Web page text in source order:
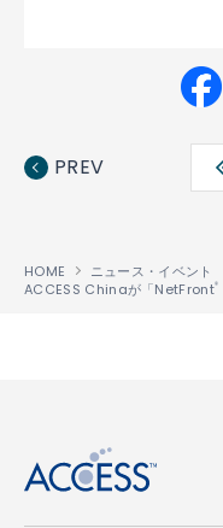
ebo
PREV
HOME ニュース・イベント
ACCESS Chinaが「NetFront®